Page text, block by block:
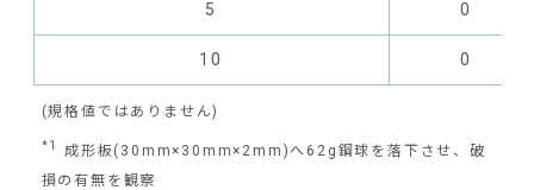
5 0
10 0
(規格値ではありません)
*1
成形板(30mm×30mm×2mm)へ62g鋼球を落下させ、破
損の有無を観察